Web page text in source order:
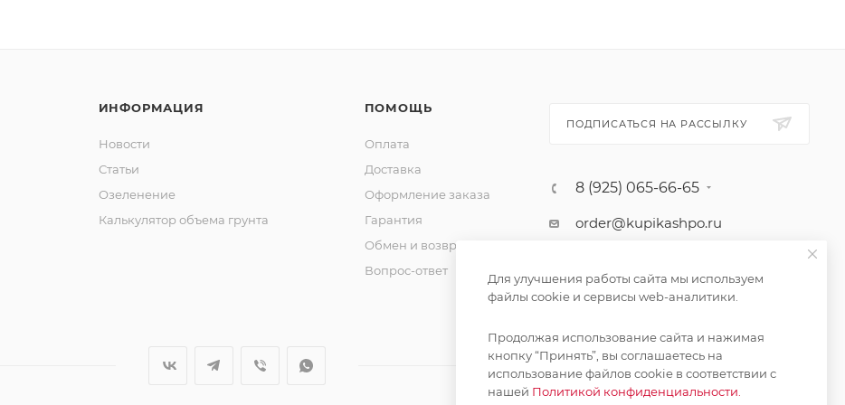
ИНФОРМАЦИЯ
Новости
Статьи
Озеленение
Калькулятор объема грунта
ПОМОЩЬ
Оплата
Доставка
Оформление заказа
Гарантия
Обмен и возврат
Вопрос-ответ
ПОДПИСАТЬСЯ НА РАССЫЛКУ
8 (925) 065-66-65
order@kupikashpo.ru
Для улучшения работы сайта мы используем
файлы cookie и сервисы web-аналитики.
Продолжая использование сайта и нажимая
кнопку “Принять”, вы соглашаетесь на
использование файлов cookie в соответствии с
нашей Политикой конфиденциальности.